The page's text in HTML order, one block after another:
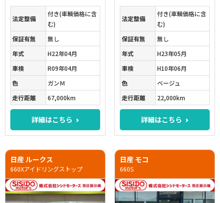
法定整備
付き(車輌価格に含
む)
保証有無
無し
年式
H22年04月
車検
R09年04月
色
ガンＭ
走行距離
67,000km
詳細はこちら
法定整備
付き(車輌価格に含
む)
保証有無
無し
年式
H23年05月
車検
H10年06月
色
ベージュ
走行距離
22,000km
詳細はこちら
日産 ルークス
660Xアイドリングストップ
日産 モコ
660S